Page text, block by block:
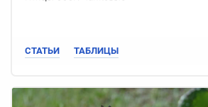
СТАТЬИ ТАБЛИЦЫ